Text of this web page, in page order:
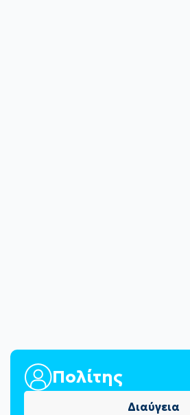
Πολίτης
Διαύγεια